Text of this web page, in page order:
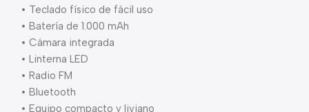
• Teclado físico de fácil uso
• Batería de 1.000 mAh
• Cámara integrada
• Linterna LED
• Radio FM
• Bluetooth
• Equipo compacto y liviano